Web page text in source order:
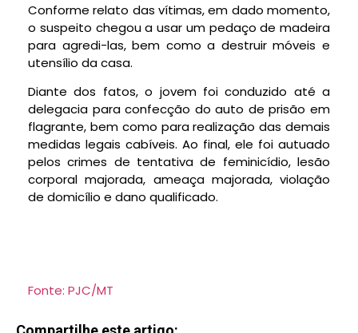
Conforme relato das vítimas, em dado momento,
o suspeito chegou a usar um pedaço de madeira
para agredi-las, bem como a destruir móveis e
utensílio da casa.
Diante dos fatos, o jovem foi conduzido até a
delegacia para confecção do auto de prisão em
flagrante, bem como para realização das demais
medidas legais cabíveis. Ao final, ele foi autuado
pelos crimes de tentativa de feminicídio, lesão
corporal majorada, ameaça majorada, violação
de domicílio e dano qualificado.
Fonte: PJC/MT